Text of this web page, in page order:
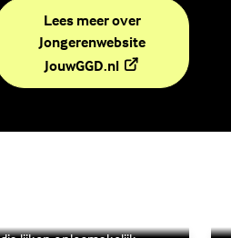
Lees meer over
Jongerenwebsite
JouwGGD.nl(Externe link)
in balans?